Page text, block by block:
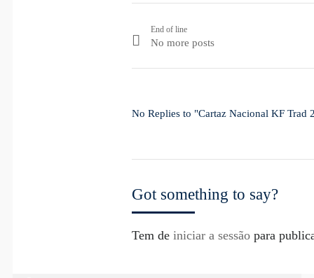
End of line
No more posts
No Replies to "Cartaz Nacional KF Trad
Got something to say?
Tem de iniciar a sessãopara